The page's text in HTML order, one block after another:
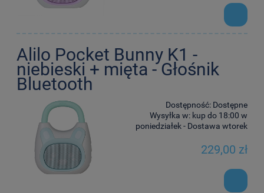
Alilo Pocket Bunny K1 -
niebieski + mięta - Głośnik
Bluetooth
Dostępność: Dostępne
Wysyłka w: kup do 18:00 w
poniedziałek - Dostawa wtorek
229,00 zł